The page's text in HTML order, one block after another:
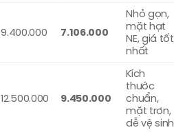
9.400.000 7.106.000
Nhỏ gọn,
mặt hạt
NE, giá tốt
nhất
12.500.000 9.450.000
Kích
thước
chuẩn,
mặt trơn,
dễ vệ sinh